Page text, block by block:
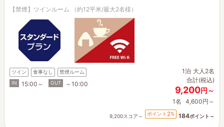
【禁煙】ツインルーム （約12平米/最大2名様）
ツイン 食事なし
禁煙ルーム
IN
15:00～ OUT ～10:00
1泊 大人2名
合計(税込)
9,200円～
1名 4,600円～
9,200スコア～ ポイント 2% 184ポイント～